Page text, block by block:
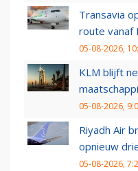
Transavia
route vanaf
05-08-2026,
KLM blijft
05-08-2026,
Riyadh Air
opnieuw
05-08-2026,